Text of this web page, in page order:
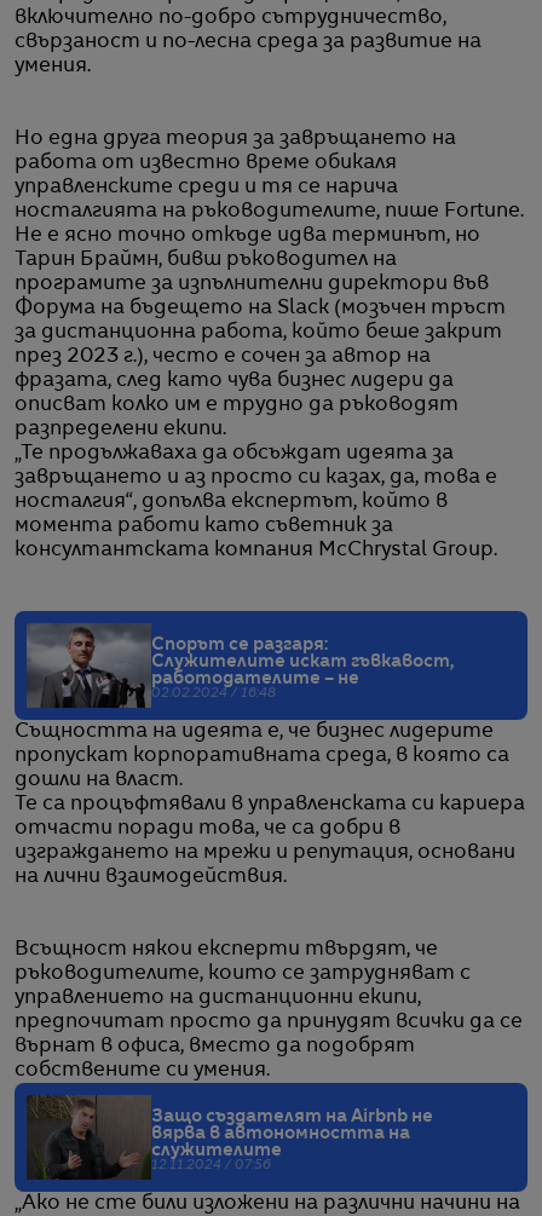
включително по-добро сътрудничество,
свързаност и по-лесна среда за развитие на
умения.
Но една друга теория за завръщането на
работа от известно време обикаля
управленските среди и тя се нарича
носталгията на ръководителите, пише Fortune.
Не е ясно точно откъде идва терминът, но
Тарин Браймн, бивш ръководител на
програмите за изпълнителни директори във
Форума на бъдещето на Slack (мозъчен тръст
за дистанционна работа, който беше закрит
през 2023 г.), често е сочен за автор на
фразата, след като чува бизнес лидери да
описват колко им е трудно да ръководят
разпределени екипи.
„Те продължаваха да обсъждат идеята за
завръщането и аз просто си казах, да, това е
носталгия“, допълва експертът, който в
момента работи като съветник за
консултантската компания McChrystal Group.
Спорът се разгаря:
Служителите искат гъвкавост,
работодателите – не
02.02.2024 / 16:48
Същността на идеята е, че бизнес лидерите
пропускат корпоративната среда, в която са
дошли на власт.
Те са процъфтявали в управленската си кариера
отчасти поради това, че са добри в
изграждането на мрежи и репутация, основани
на лични взаимодействия.
Всъщност някои експерти твърдят, че
ръководителите, които се затрудняват с
управлението на дистанционни екипи,
предпочитат просто да принудят всички да се
върнат в офиса, вместо да подобрят
собствените си умения.
Защо създателят на Airbnb не
вярва в автономността на
служителите
12.11.2024 / 07:56
„Ако не сте били изложени на различни начини на